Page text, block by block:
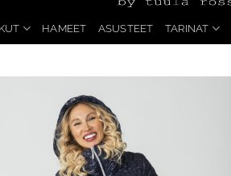
HAMEET ASUSTEET TARINAT